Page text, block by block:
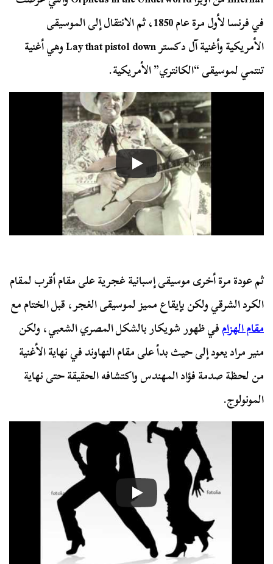
في فرنسا لأول مرة عام 1850، ثم الانتقال إلى الموسيقى
الأمريكية وأغنية آل دكستر Lay that pistol down وهي أغنية
تنتمي لموسيقى “الكانتري” الأمريكية.
ثم عودة مرة أخرى موسيقى إسبانية غجرية على مقام أقرب لمقام
الكرد الشرقي ولكن بإيقاع مميز لموسيقى الغجر، قبل الختام مع
مقام الهزامفي ظهور شويكار بالشكل المصري الشعبي، ولكن
منير مراد يعود إلى حيث بدأ على مقام النهاوند في نهاية الأغنية
من لحظة صدمة فؤاد المهندس واكتشافه الحقيقة حتى نهاية
المونولوج.